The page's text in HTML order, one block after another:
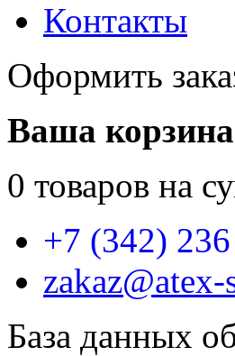
Контакты
Оформить
Ваша
0 товаров на
+7 (342)
База данных